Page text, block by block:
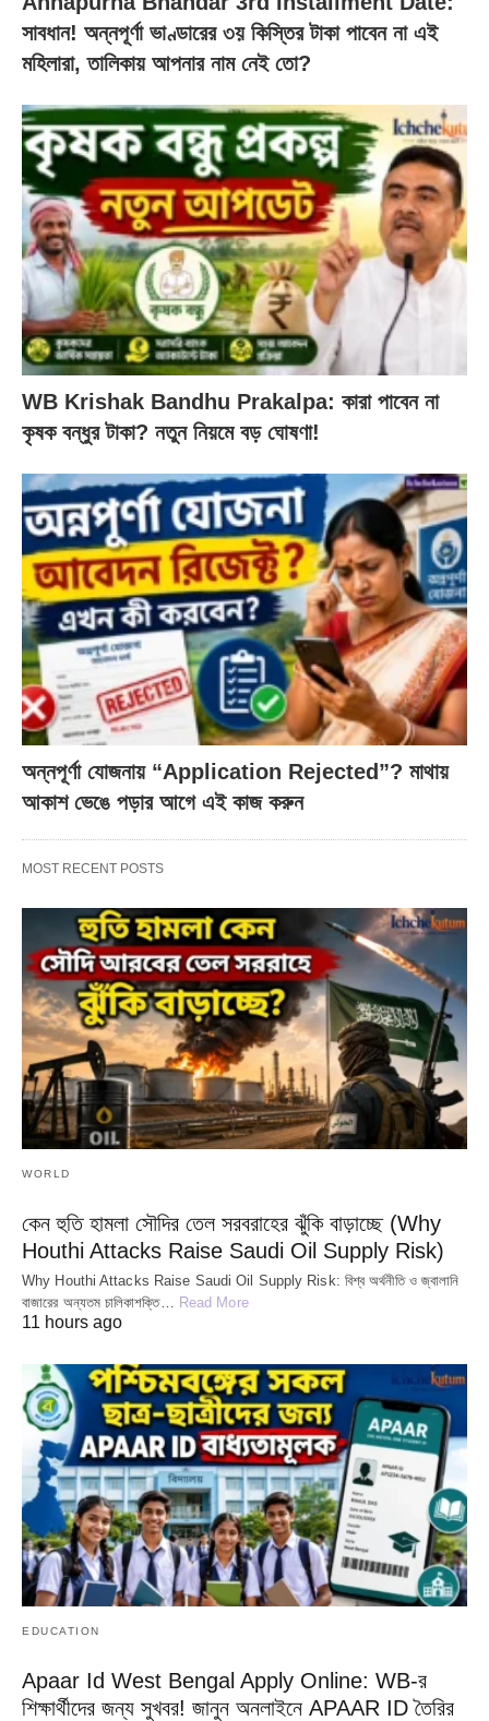
সাবধান! অন্নপূর্ণা ভাণ্ডারের ৩য় কিস্তির টাকা পাবেন না এই
মহিলারা, তালিকায় আপনার নাম নেই তো?
WB Krishak Bandhu Prakalpa: কারা পাবেন না
কৃষক বন্ধুর টাকা? নতুন নিয়মে বড় ঘোষণা!
অন্নপূর্ণা যোজনায় “Application Rejected”? মাথায়
আকাশ ভেঙে পড়ার আগে এই কাজ করুন
MOST RECENT POSTS
WORLD
কেন হুতি হামলা সৌদির তেল সরবরাহের ঝুঁকি বাড়াচ্ছে (Why
Houthi Attacks Raise Saudi Oil Supply Risk)
Why Houthi Attacks Raise Saudi Oil Supply Risk: বিশ্ব অর্থনীতি ও জ্বালানি
বাজারের অন্যতম চালিকাশক্তি… Read More
11 hours ago
EDUCATION
Apaar Id West Bengal Apply Online: WB-র
শিক্ষার্থীদের জন্য সুখবর! জানুন অনলাইনে APAAR ID তৈরির